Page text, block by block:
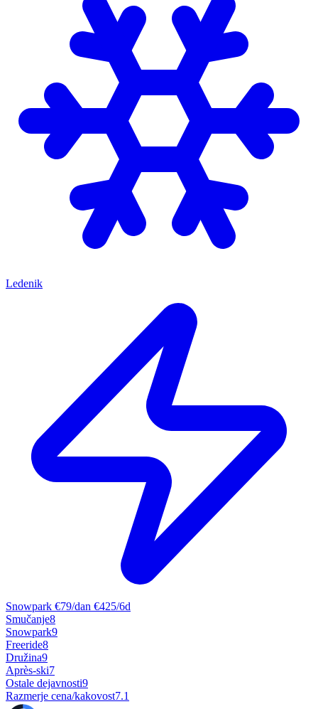
Ledenik
Snowpark €79/dan €425/6d
Smučanje8
Snowpark9
Freeride8
Družina9
Après-ski7
Ostale dejavnosti9
Razmerje cena/kakovost7.1